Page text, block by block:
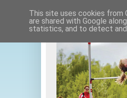
This site uses cookies from
are shared with Google
statistics, and to detect and